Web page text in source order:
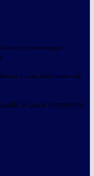
inviato un messaggio
il reset della password
di posta elettronica!